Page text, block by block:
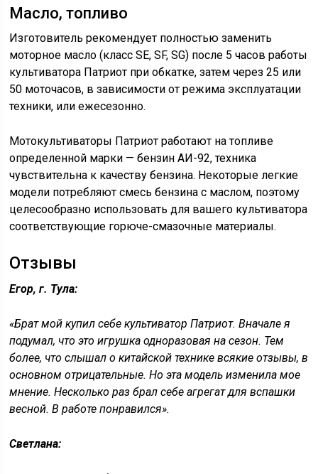
Масло, топливо
Изготовитель рекомендует полностью заменить
моторное масло (класс SE, SF, SG) после 5 часов работы
культиватора Патриот при обкатке, затем через 25 или
50 моточасов, в зависимости от режима эксплуатации
техники, или ежесезонно.
Мотокультиваторы Патриот работают на топливе
определенной марки — бензин АИ-92, техника
чувствительна к качеству бензина. Некоторые легкие
модели потребляют смесь бензина с маслом, поэтому
целесообразно использовать для вашего культиватора
соответствующие горюче-смазочные материалы.
Отзывы
Егор, г. Тула:
«Брат мой купил себе культиватор Патриот. Вначале я
подумал, что это игрушка одноразовая на сезон. Тем
более, что слышал о китайской технике всякие отзывы, в
основном отрицательные. Но эта модель изменила мое
мнение. Несколько раз брал себе агрегат для вспашки
весной. В работе понравился».
Светлана: